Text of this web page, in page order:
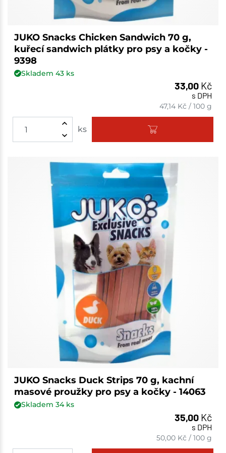
JUKO Snacks Chicken Sandwich 70 g,
kuřecí sandwich plátky pro psy a kočky -
9398
Skladem 43ks
33,00 Kč
s DPH
47,14 Kč /100 g
ks
JUKO Snacks Duck Strips 70 g, kachní
masové proužky pro psy a kočky - 14063
Skladem 34ks
35,00 Kč
s DPH
50,00 Kč /100 g